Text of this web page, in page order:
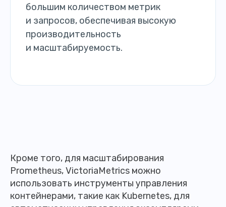
большим количеством метрик
и запросов, обеспечивая высокую
производительность
и масштабируемость.
Кроме того, для масштабирования
Prometheus, VictoriaMetrics можно
использовать инструменты управления
контейнерами, такие как Kubernetes, для